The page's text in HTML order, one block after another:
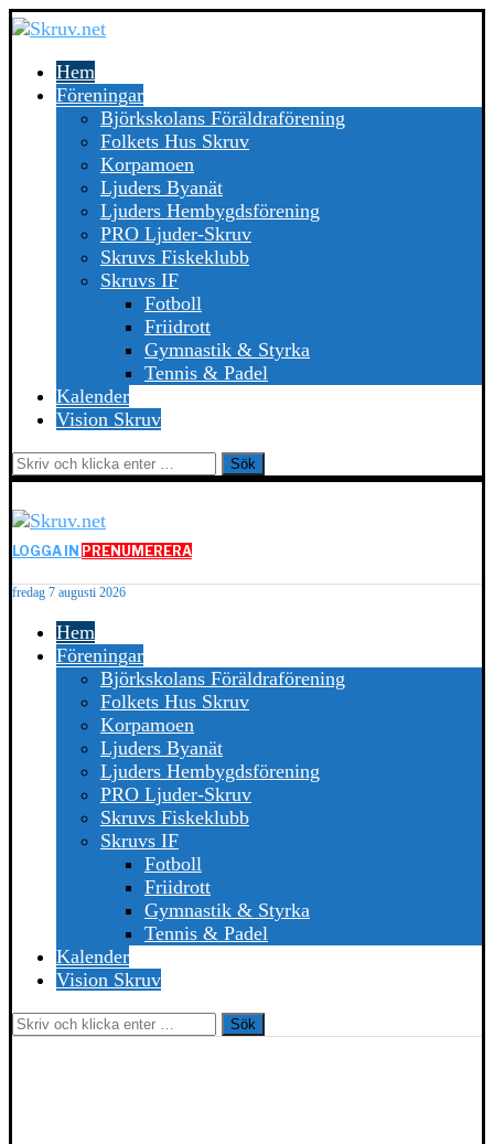
Hem
Föreningar
Björkskolans Föräldraförening
Folkets Hus Skruv
Korpamoen
Ljuders Byanät
Ljuders Hembygdsförening
PRO Ljuder-Skruv
Skruvs Fiskeklubb
Skruvs IF
Fotboll
Friidrott
Gymnastik & Styrka
Tennis & Padel
Kalender
Vision Skruv
Sök
LOGGA IN PRENUMERERA
fredag 7 augusti 2026
Hem
Föreningar
Björkskolans Föräldraförening
Folkets Hus Skruv
Korpamoen
Ljuders Byanät
Ljuders Hembygdsförening
PRO Ljuder-Skruv
Skruvs Fiskeklubb
Skruvs IF
Fotboll
Friidrott
Gymnastik & Styrka
Tennis & Padel
Kalender
Vision Skruv
Sök